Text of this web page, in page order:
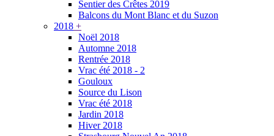
Sentier des Crêtes 2019
Balcons du Mont Blanc et du Suzon
2018 +
Noël 2018
Automne 2018
Rentrée 2018
Vrac été 2018 - 2
Gouloux
Source du Lison
Vrac été 2018
Jardin 2018
Hiver 2018